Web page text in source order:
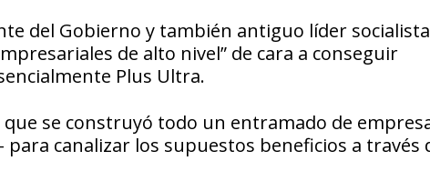
del Gobierno y también antiguo líder
de alto nivel” de cara a conseguir
Plus Ultra.
se construyó todo un entramado de
canalizar los supuestos beneficios a través